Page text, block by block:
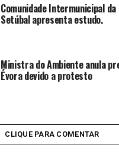
Comunidade Intermunicipal
Setúbal apresenta estudo.
Ministra do Ambiente anula
Évora devido a protesto
CLIQUE PARA COMENTAR